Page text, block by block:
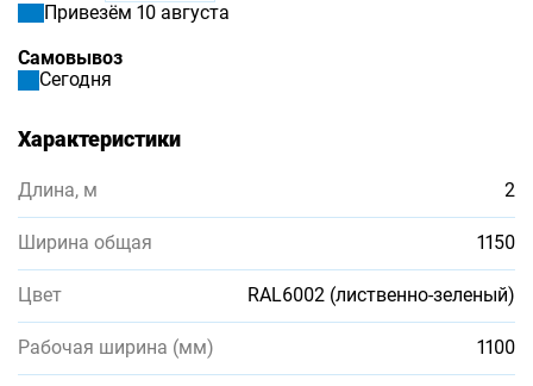
Привезём 10 августа
Самовывоз
Сегодня
Характеристики
Длина, м 2
Ширина общая 1150
Цвет RAL6002 (лиственно-зеленый)
Рабочая ширина (мм) 1100